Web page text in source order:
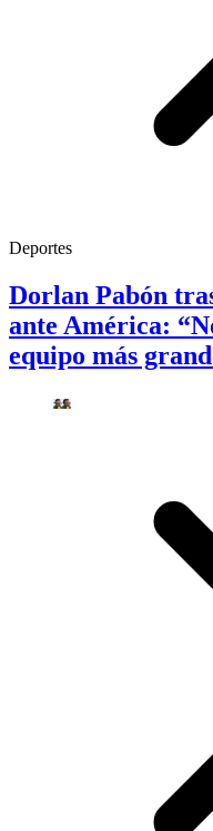
Deportes
Dorlan Pabón
ante América:
equipo más